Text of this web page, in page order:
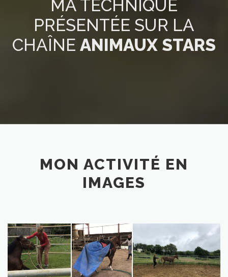
MA TECHNIQUE
PRÉSENTÉE SUR LA
CHAÎNE ANIMAUX STARS
MON ACTIVITÉ EN
IMAGES
Saskia-exerçant-un-
cheval-4
Saskia-exerçant-un-
cheval-3
Saskia-exercant-un-cheval-bis